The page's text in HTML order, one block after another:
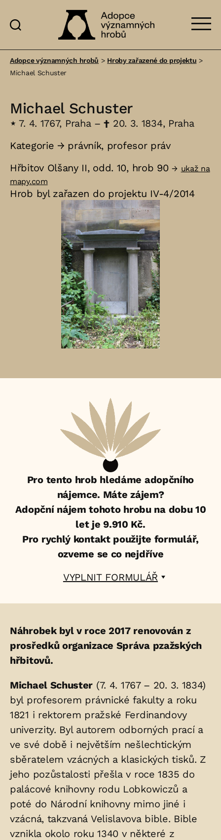
významných
Adopce významných hrobů > Hroby zařazené do projektu >
Michael Schuster
Michael Schuster
⋆ 7. 4. 1767, Praha –† 20. 3. 1834, Praha
Kategorie → právník, profesor práv
Hřbitov Olšany II, odd. 10, hrob 90→ ukaž na
mapy.com
Hrob byl zařazen do projektu IV-4/2014
Pro tento hrob hledáme adopčního
nájemce. Máte zájem?
Adopční nájem tohoto hrobu na dobu 10
let je 9.910 Kč.
Pro rychlý kontakt použijte formulář,
ozveme se co nejdříve
VYPLNIT FORMULÁŘ
Životopis
osoby/osob
uložených
v
hrobu:
Náhrobek byl v roce 2017 renovován z
prosředků organizace Správa pzažských
hřbitovů.
Michael Schuster (7. 4. 1767 – 20. 3. 1834)
byl profesorem právnické fakulty a roku
1821 i rektorem pražské Ferdinandovy
univerzity. Byl autorem odborných prací a
ve své době i největším nešlechtickým
sběratelem vzácných a klasických tisků. Z
jeho pozůstalosti přešla v roce 1835 do
palácové knihovny rodu Lobkowiczů a
poté do Národní knihovny mimo jiné i
vzácná, takzvaná Velislavova bible. Bible
vznikla okolo roku 1340 v některé z